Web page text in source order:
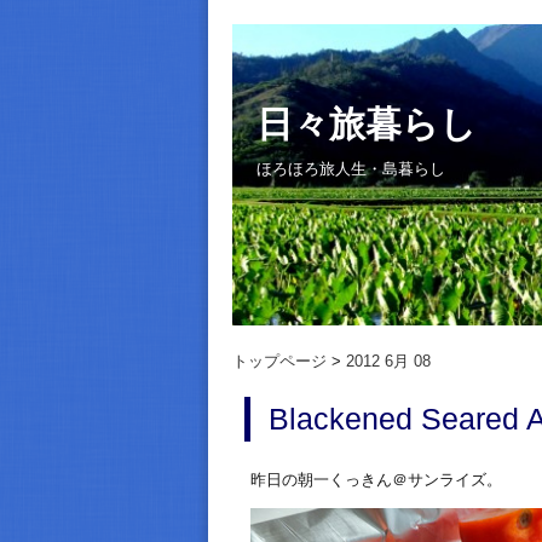
日々旅暮らし
ほろほろ旅人生・島暮らし
トップページ 2012 6月 08
Blackened Seared
昨日の朝一くっきん＠サンライズ。